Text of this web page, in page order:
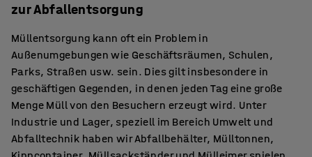
zur Abfallentsorgung
Müllentsorgung kann oft ein Problem in
Außenumgebungen wie Geschäftsräumen, Schulen,
Parks, Straßen usw. sein. Dies gilt insbesondere in
geschäftigen Gegenden, in denen jeden Tag eine große
Menge Müll von den Besuchern erzeugt wird. Unter
Industrie und Lager, speziell im Bereich Umwelt und
Abfalltechnik haben wir Abfallbehälter, Mülltonnen,